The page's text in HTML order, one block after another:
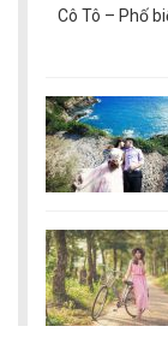
Cô Tô – Phố